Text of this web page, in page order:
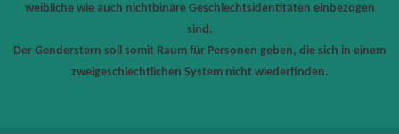
weibliche wie auch nichtbinäre Geschlechtsidentitäten einbezogen
sind.
Der Genderstern soll somit Raum für Personen geben, die sich in einem
zweigeschlechtlichen System nicht wiederfinden.